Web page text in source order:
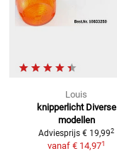
Louis
knipperlicht Diverse
modellen
Adviesprijs € 19,992
vanaf € 14,971